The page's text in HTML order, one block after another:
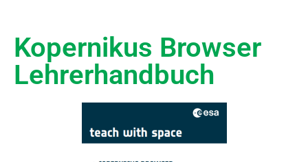
Kopernikus Browser
Lehrerhandbuch